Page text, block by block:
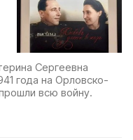
Сергеевна
года на Орловско-
всю войну.